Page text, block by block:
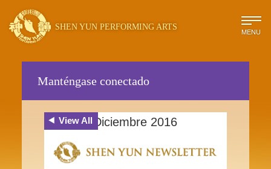
SHEN YUN PERFORMING ARTS MENU
Manténgase conectado
View All Diciembre 2016